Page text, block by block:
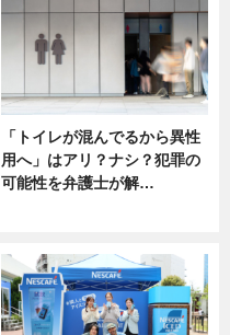
「トイレが混んでるから異性
用へ」はアリ？ナシ？犯罪の
可能性を弁護士が解…